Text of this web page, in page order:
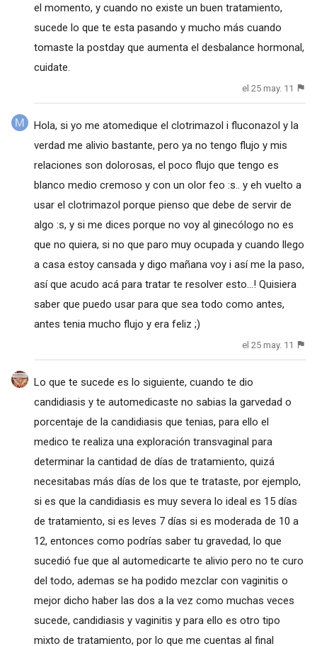
el momento, y cuando no existe un buen tratamiento,
sucede lo que te esta pasando y mucho más cuando
tomaste la postday que aumenta el desbalance hormonal,
cuidate.
el 25 may. 11
Hola, si yo me atomedique el clotrimazol i fluconazol y la
verdad me alivio bastante, pero ya no tengo flujo y mis
relaciones son dolorosas, el poco flujo que tengo es
blanco medio cremoso y con un olor feo :s.. y eh vuelto a
usar el clotrimazol porque pienso que debe de servir de
algo :s, y si me dices porque no voy al ginecólogo no es
que no quiera, si no que paro muy ocupada y cuando llego
a casa estoy cansada y digo mañana voy i así me la paso,
así que acudo acá para tratar te resolver esto...! Quisiera
saber que puedo usar para que sea todo como antes,
antes tenia mucho flujo y era feliz ;)
el 25 may. 11
Lo que te sucede es lo siguiente, cuando te dio
candidiasis y te automedicaste no sabias la garvedad o
porcentaje de la candidiasis que tenias, para ello el
medico te realiza una exploración transvaginal para
determinar la cantidad de días de tratamiento, quizá
necesitabas más días de los que te trataste, por ejemplo,
si es que la candidiasis es muy severa lo ideal es 15 días
de tratamiento, si es leves 7 días si es moderada de 10 a
12, entonces como podrías saber tu gravedad, lo que
sucedió fue que al automedicarte te alivio pero no te curo
del todo, ademas se ha podido mezclar con vaginitis o
mejor dicho haber las dos a la vez como muchas veces
sucede, candidiasis y vaginitis y para ello es otro tipo
mixto de tratamiento, por lo que me cuentas al final